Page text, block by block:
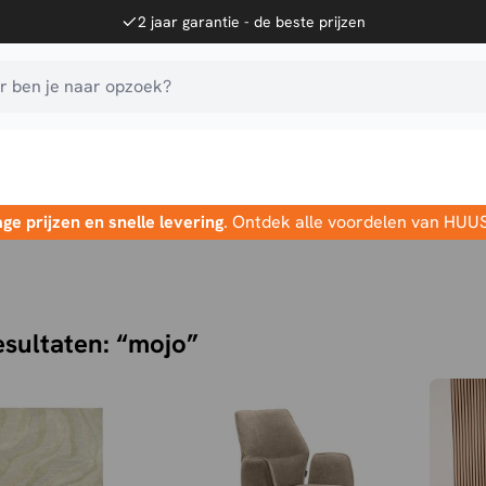
2 jaar garantie - de beste prijzen
ben je naar opzoek?
prijzen en snelle levering. Ontdek alle voordelen van
“mojo”